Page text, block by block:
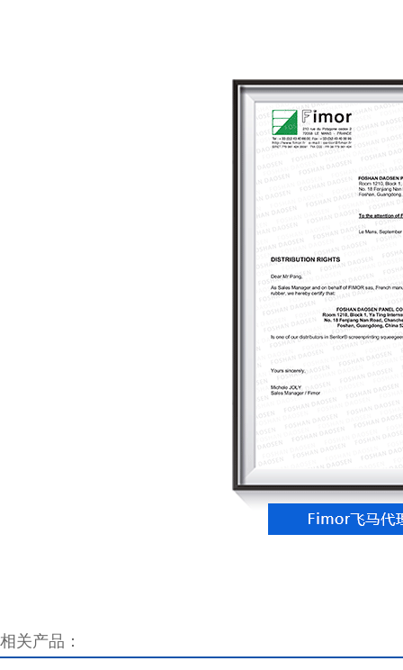
相关产品：